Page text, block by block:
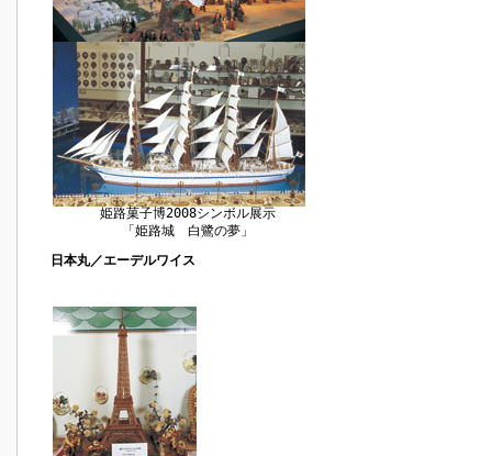
姫路菓子博2008シンボル展示
「姫路城 白鷺の夢」
日本丸／エーデルワイス